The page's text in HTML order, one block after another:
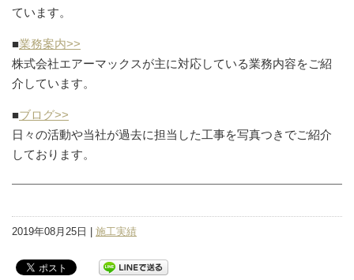
ています。
■業務案内>>
株式会社エアーマックスが主に対応している業務内容をご紹
介しています。
■ブログ>>
日々の活動や当社が過去に担当した工事を写真つきでご紹介
しております。
2019年08月25日 | 施工実績